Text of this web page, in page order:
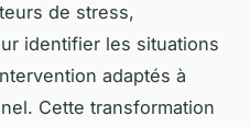
de stress,
identifier les situations
adaptés à
Cette transformation